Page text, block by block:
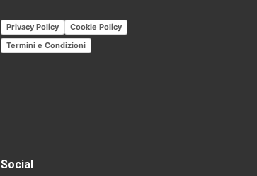
Privacy Policy
Cookie Policy
Termini e Condizioni
Social